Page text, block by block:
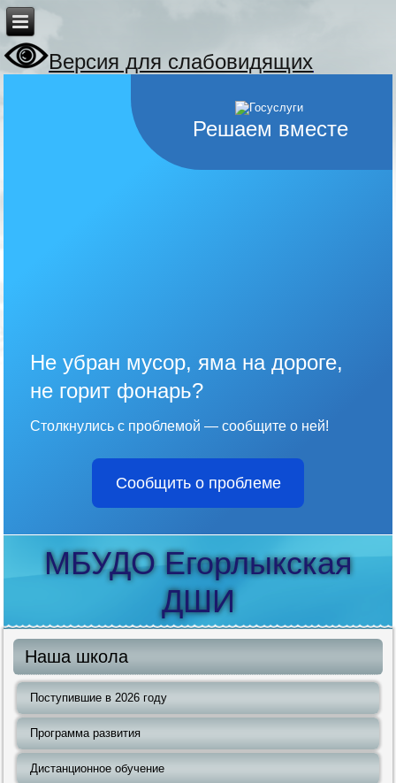
Версия для слабовидящих
Решаем вместе
Не убран мусор, яма на дороге,
не горит фонарь?
Столкнулись с проблемой — сообщите о ней!
Сообщить о проблеме
МБУДО Егорлыкская
ДШИ
Наша школа
Поступившие в 2026 году
Программа развития
Дистанционное обучение